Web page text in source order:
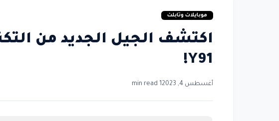
موبايلات وتابلت
Y91!
أغسطس 4, 2023 1 min read